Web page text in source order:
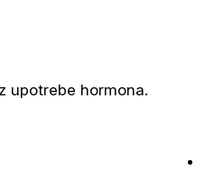
upotrebe hormona.